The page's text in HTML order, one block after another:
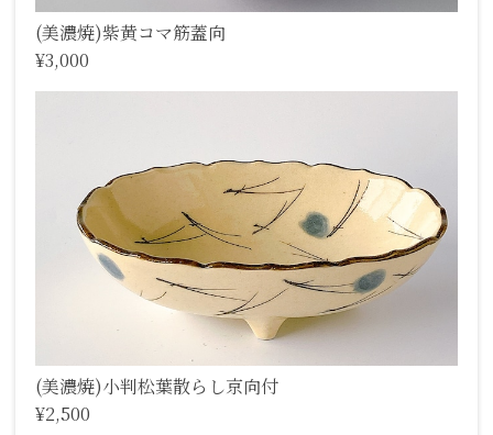
(美濃焼)紫黄コマ筋蓋向
¥3,000
(美濃焼)小判松葉散らし京向付
¥2,500